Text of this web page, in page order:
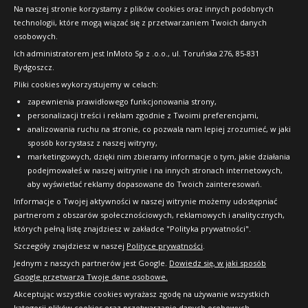
Na naszej stronie korzystamy z plików cookies oraz innych podobnych
technologii, które mogą wiązać się z przetwarzaniem Twoich danych
osobowych.
Ich administratorem jest InMoto Sp z .o.o., ul. Toruńska 276, 85-831
Bydgoszcz.
Pliki cookies wykorzystujemy w celach:
zapewnienia prawidłowego funkcjonowania strony,
personalizacji treści i reklam zgodnie z Twoimi preferencjami,
analizowania ruchu na stronie, co pozwala nam lepiej zrozumieć, w jaki
sposób korzystasz z naszej witryny,
marketingowych, dzięki nim zbieramy informacje o tym, jakie działania
podejmowałeś w naszej witrynie i na innych stronach internetowych,
aby wyświetlać reklamy dopasowane do Twoich zainteresowań.
Informacje o Twojej aktywności w naszej witrynie możemy udostępniać
partnerom z obszarów społecznościowych, reklamowych i analitycznych,
których pełną listę znajdziesz w zakładce "Polityka prywatności".
Szczegóły znajdziesz w naszej Polityce prywatności.
Jednym z naszych partnerów jest Google. Dowiedz się, w jaki sposób
Google przetwarza Twoje dane osobowe.
Akceptując wszystkie cookies wyrażasz zgodę na używanie wszystkich
Raty
FAQ
OFICJALNY PARTNER